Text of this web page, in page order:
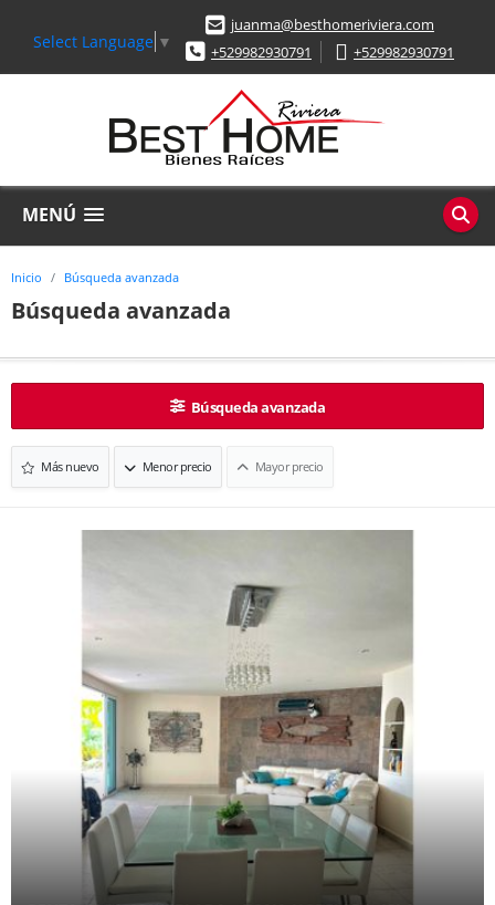
Select Language ▼
juanma@besthomeriviera.com
+529982930791
+529982930791
MENÚ
Inicio Búsqueda avanzada
Búsqueda avanzada
Búsqueda avanzada
Más nuevo Menor precio Mayor precio